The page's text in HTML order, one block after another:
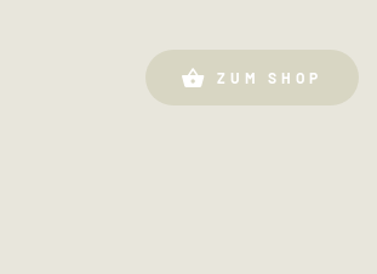
ZUM SHOP